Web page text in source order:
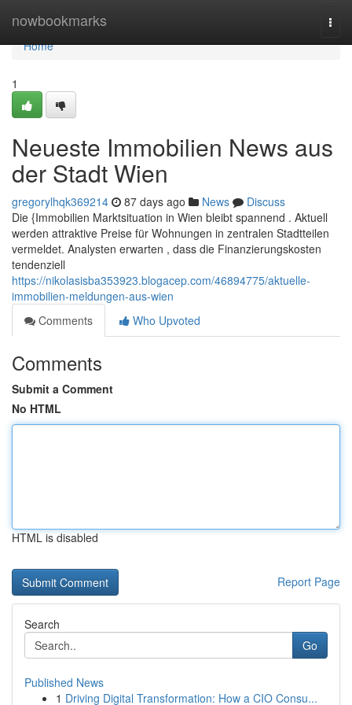
nowbookmarks
Home
Home
1
Neueste Immobilien News aus
der Stadt Wien
gregorylhqk369214 87 days ago News
Discuss
Die {Immobilien Marktsituation in Wien bleibt spannend . Aktuell
werden attraktive Preise für Wohnungen in zentralen Stadtteilen
vermeldet. Analysten erwarten , dass die Finanzierungskosten
tendenziell
https://nikolasisba353923.blogacep.com/46894775/aktuelle-
immobilien-meldungen-aus-wien
Comments
Who Upvoted
Comments
Submit a Comment
No HTML
HTML is disabled
Report Page
Search
Go
Published News
1 Driving Digital Transformation: How a CIO Consu...